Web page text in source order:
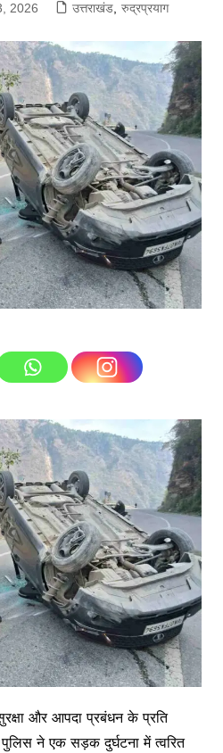
2026 उत्तराखंड, रुद्रप्रयाग
और आपदा प्रबंधन के प्रति
ने एक सड़क दुर्घटना में त्वरित